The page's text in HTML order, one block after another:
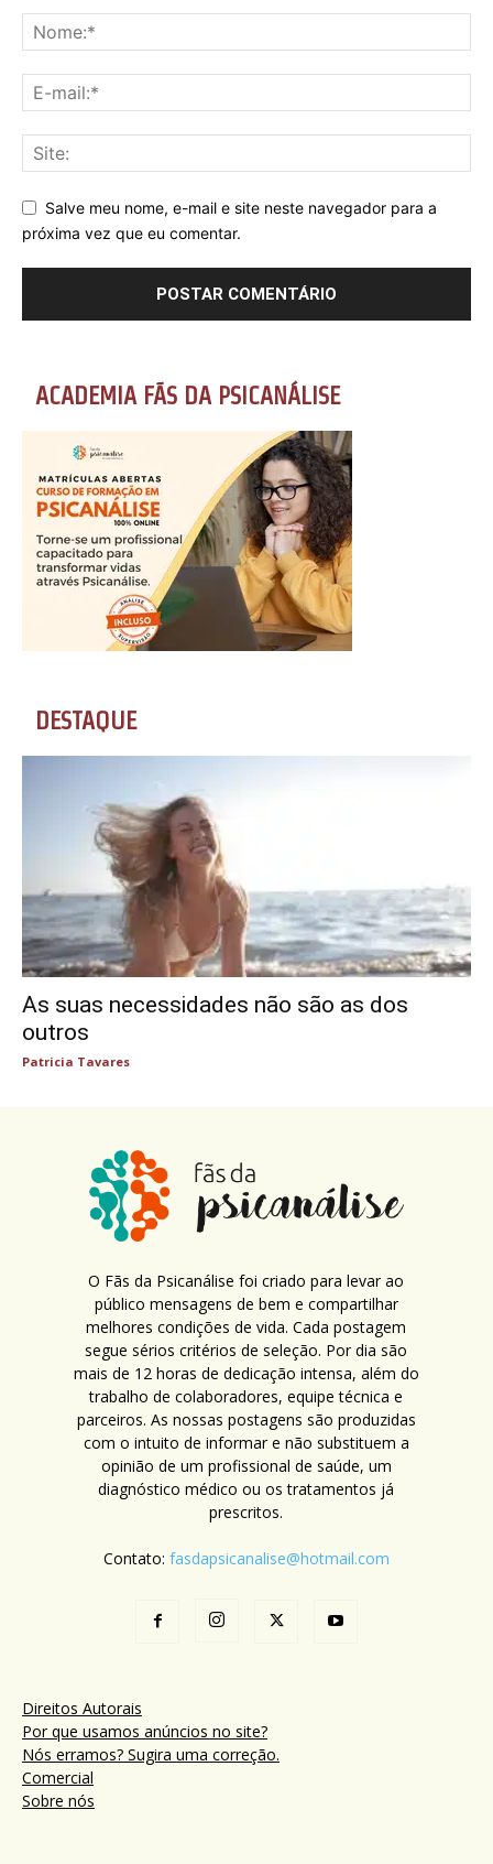
Salve meu nome, e-mail e site neste navegador para a
próxima vez que eu comentar.
ACADEMIA FÃS DA PSICANÁLISE
DESTAQUE
As suas necessidades não são as dos
outros
Patricia Tavares
O Fãs da Psicanálise foi criado para levar ao
público mensagens de bem e compartilhar
melhores condições de vida. Cada postagem
segue sérios critérios de seleção. Por dia são
mais de 12 horas de dedicação intensa, além do
trabalho de colaboradores, equipe técnica e
parceiros. As nossas postagens são produzidas
com o intuito de informar e não substituem a
opinião de um profissional de saúde, um
diagnóstico médico ou os tratamentos já
prescritos.
Contato: fasdapsicanalise@hotmail.com
Direitos Autorais
Por que usamos anúncios no site?
Nós erramos? Sugira uma correção.
Comercial
Sobre nós